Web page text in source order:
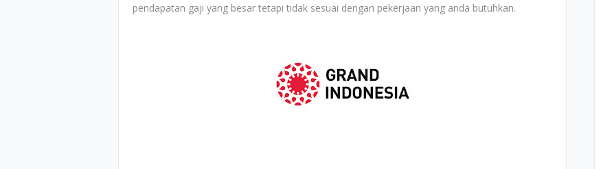
pendapatan gaji yang besar tetapi tidak sesuai dengan pekerjaan yang anda butuhkan.